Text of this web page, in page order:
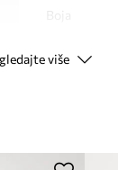
Modna marka
ID Proizvoda
više